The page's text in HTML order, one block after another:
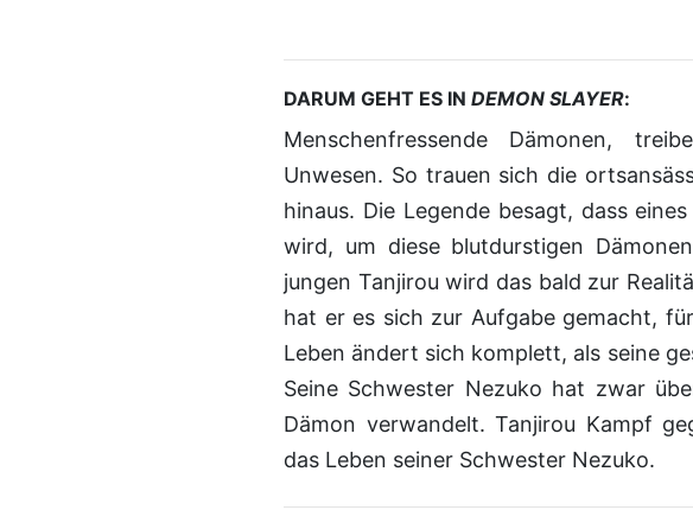
DARUM GEHT ES IN DEMON SLAYER:
Menschenfressende Dämonen, treiben im nahegelegenen Wald ihr
Unwesen. So trauen sich die
hinaus. Die Legende besagt, dass
wird, um diese blutdurstigen
jungen Tanjirou wird das bald zur
hat er es sich zur Aufgabe gemacht,
Leben ändert sich komplett, als seine
Seine Schwester Nezuko hat zwar
Dämon verwandelt. Tanjirou Kampf
das Leben seiner Schwester Nezuko.